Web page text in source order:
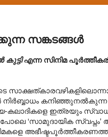
സങ്കടങ്ങൾ
എന്ന സിനിമ
നിർബ്ബാധം
ഇത്രയും
പോലെ ‘സാമുദായിക